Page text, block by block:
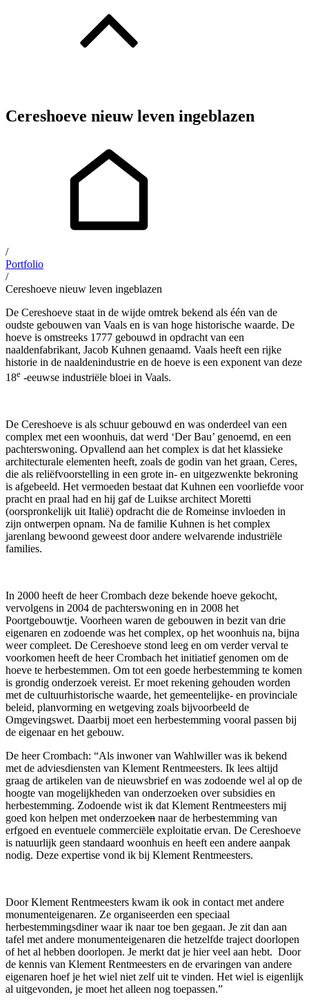
Cereshoeve nieuw leven ingeblazen
/
Portfolio
/
Cereshoeve nieuw leven ingeblazen
De Cereshoeve staat in de wijde omtrek bekend als één van de
oudste gebouwen van Vaals en is van hoge historische waarde. De
hoeve is omstreeks 1777 gebouwd in opdracht van een
naaldenfabrikant, Jacob Kuhnen genaamd. Vaals heeft een rijke
historie in de naaldenindustrie en de hoeve is een exponent van deze
18e -eeuwse industriële bloei in Vaals.
De Cereshoeve is als schuur gebouwd en was onderdeel van een
complex met een woonhuis, dat werd ‘Der Bau’ genoemd, en een
pachterswoning. Opvallend aan het complex is dat het klassieke
architecturale elementen heeft, zoals de godin van het graan, Ceres,
die als reliëfvoorstelling in een grote in- en uitgezwenkte bekroning
is afgebeeld. Het vermoeden bestaat dat Kuhnen een voorliefde voor
pracht en praal had en hij gaf de Luikse architect Moretti
(oorspronkelijk uit Italië) opdracht die de Romeinse invloeden in
zijn ontwerpen opnam. Na de familie Kuhnen is het complex
jarenlang bewoond geweest door andere welvarende industriële
families.
In 2000 heeft de heer Crombach deze bekende hoeve gekocht,
vervolgens in 2004 de pachterswoning en in 2008 het
Poortgebouwtje. Voorheen waren de gebouwen in bezit van drie
eigenaren en zodoende was het complex, op het woonhuis na, bijna
weer compleet. De Cereshoeve stond leeg en om verder verval te
voorkomen heeft de heer Crombach het initiatief genomen om de
hoeve te herbestemmen. Om tot een goede herbestemming te komen
is grondig onderzoek vereist. Er moet rekening gehouden worden
met de cultuurhistorische waarde, het gemeentelijke- en provinciale
beleid, planvorming en wetgeving zoals bijvoorbeeld de
Omgevingswet. Daarbij moet een herbestemming vooral passen bij
de eigenaar en het gebouw.
De heer Crombach: “Als inwoner van Wahlwiller was ik bekend
met de adviesdiensten van Klement Rentmeesters. Ik lees altijd
graag de artikelen van de nieuwsbrief en was zodoende wel al op de
hoogte van mogelijkheden van onderzoeken over subsidies en
herbestemming. Zodoende wist ik dat Klement Rentmeesters mij
goed kon helpen met onderzoeken naar de herbestemming van
erfgoed en eventuele commerciële exploitatie ervan. De Cereshoeve
is natuurlijk geen standaard woonhuis en heeft een andere aanpak
nodig. Deze expertise vond ik bij Klement Rentmeesters.
Door Klement Rentmeesters kwam ik ook in contact met andere
monumenteigenaren. Ze organiseerden een speciaal
herbestemmingsdiner waar ik naar toe ben gegaan. Je zit dan aan
tafel met andere monumenteigenaren die hetzelfde traject doorlopen
of het al hebben doorlopen. Je merkt dat je hier veel aan hebt. Door
de kennis van Klement Rentmeesters en de ervaringen van andere
eigenaren hoef je het wiel niet zelf uit te vinden. Het wiel is eigenlijk
al uitgevonden, je moet het alleen nog toepassen.”